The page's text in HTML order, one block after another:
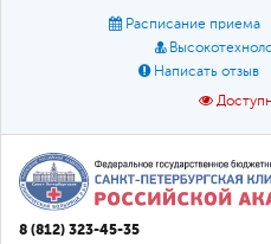
Расписание приема
Написать отзыв
Размер шрифта:
8 (812) 323-45-35